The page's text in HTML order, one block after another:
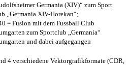
Germania (XIV)“ zum Sport
„Germania XIV-Horekan“;
= Fusion mit dem Fussball Club
zum Sportclub „Germania“
und dabei aufgegangen
4 verschiedene Vektorgrafikformate (CDR,